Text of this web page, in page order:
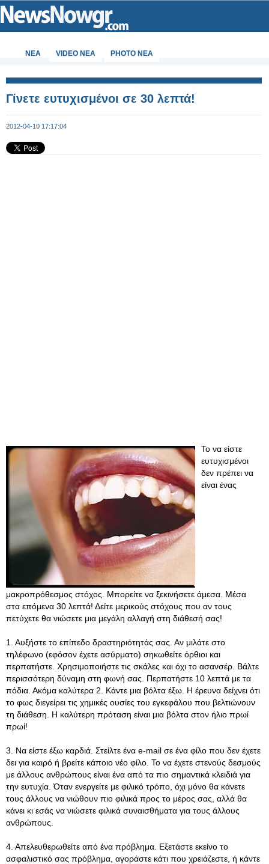
ΝΕΑ VIDEO NEA PHOTO NEA
Γίνετε ευτυχισμένοι σε 30 λεπτά!
2012-04-10 17:17:04
Το να είστε
ευτυχισμένοι
δεν πρέπει να
είναι ένας
μακροπρόθεσμος στόχος. Μπορείτε να ξεκινήσετε άμεσα. Μέσα
στα επόμενα 30 λεπτά! Δείτε μερικούς στόχους που αν τους
πετύχετε θα νιώσετε μια μεγάλη αλλαγή στη διάθεσή σας!
1. Αυξήστε το επίπεδο δραστηριότητάς σας. Αν μιλάτε στο
τηλέφωνο (εφόσον έχετε ασύρματο) σηκωθείτε όρθιοι και
περπατήστε. Χρησιμοποιήστε τις σκάλες και όχι το ασανσέρ. Βάλτε
περισσότερη δύναμη στη φωνή σας. Περπατήστε 10 λεπτά με τα
πόδια. Ακόμα καλύτερα 2. Κάντε μια βόλτα έξω. Η έρευνα δείχνει ότι
το φως διεγείρει τις χημικές ουσίες του εγκεφάλου που βελτιώνουν
τη διάθεση. Η καλύτερη πρόταση είναι μια βόλτα στον ήλιο πρωί
πρωί!
3. Να είστε έξω καρδιά. Στείλτε ένα e-mail σε ένα φίλο που δεν έχετε
δει για καιρό ή βρείτε κάποιο νέο φίλο. Το να έχετε στενούς δεσμούς
με άλλους ανθρώπους είναι ένα από τα πιο σημαντικά κλειδιά για
την ευτυχία. Όταν ενεργείτε με φιλικό τρόπο, όχι μόνο θα κάνετε
τους άλλους να νιώθουν πιο φιλικά προς το μέρος σας, αλλά θα
κάνει κι εσάς να νιώσετε φιλικά συναισθήματα για τους άλλους
ανθρώπους.
4. Απελευθερωθείτε από ένα πρόβλημα. Εξετάστε εκείνο το
ασφαλιστικό σας πρόβλημα, αγοράστε κάτι που χρειάζεστε, ή κάντε